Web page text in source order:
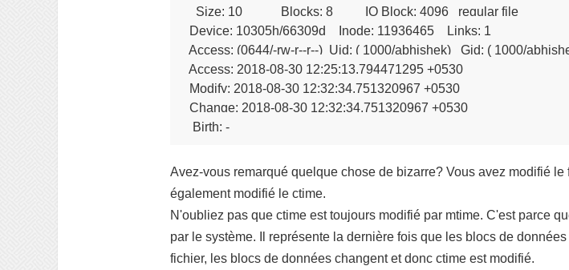
   Size: 10            Blocks: 8          IO Block: 4096   regular file
Device: 10305h/66309d    Inode: 11936465    Links: 1
Access: (0644/-rw-r--r--)  Uid: ( 1000/abhishek)   Gid: ( 1000/
Access: 2018-08-30 12:25:13.794471295 +0530
Modify: 2018-08-30 12:32:34.751320967 +0530
Change: 2018-08-30 12:32:34.751320967 +0530
  Birth: -
Avez-vous remarqué quelque chose de bizarre? Vous avez modifié
également modifié le ctime.
N'oubliez pas que ctime est toujours modifié par mtime. C'est parce
par le système. Il représente la dernière fois que les blocs de
fichier, les blocs de données changent et donc ctime est modifié.